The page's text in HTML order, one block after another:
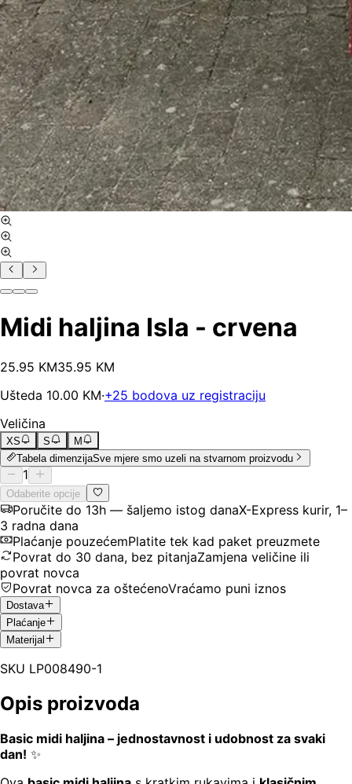
Midi haljina Isla - crvena
25.95 KM35.95 KM
Ušteda 10.00 KM·+25 bodova uz registraciju
Veličina
XS S
M
Tabela dimenzijaSve mjere smo uzeli na stvarnom proizvodu
1
Odaberite opcije
Poručite do 13h — šaljemo istog danaX-Express kurir, 1–
3 radna dana
Plaćanje pouzećemPlatite tek kad paket preuzmete
Povrat do 30 dana, bez pitanjaZamjena veličine ili
povrat novca
Povrat novca za oštećenoVraćamo puni iznos
Dostava
Plaćanje
Materijal
SKU LP008490-1
Opis proizvoda
Basic midi haljina – jednostavnost i udobnost za svaki
dan! ✨